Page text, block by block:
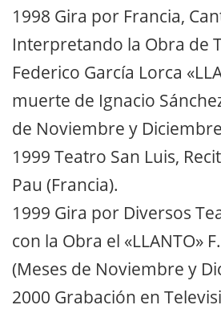
1998 Gira por Francia,
Interpretando la Obra de
Federico García Lorca
muerte de Ignacio
de Noviembre y
1999 Teatro San Luis,
Pau (Francia).
1999 Gira por Diversos
con la Obra el «LLANTO»
(Meses de Noviembre y
2000 Grabación en